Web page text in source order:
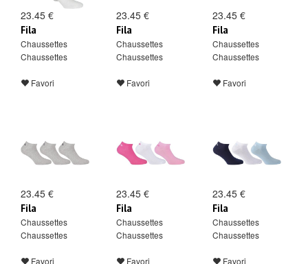
23.45 €
Fila
Chaussettes
Chaussettes
Favori
23.45 €
Fila
Chaussettes
Chaussettes
Favori
23.45 €
Fila
Chaussettes
Chaussettes
Favori
23.45 €
Fila
Chaussettes
Chaussettes
Favori
23.45 €
Fila
Chaussettes
Chaussettes
Favori
23.45 €
Fila
Chaussettes
Chaussettes
Favori